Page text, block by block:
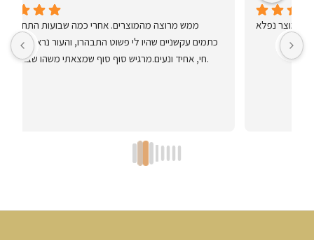
מוצרים מדהימים .הרטינול קטיפתי ומבהיר  את העור מוצר נפלא